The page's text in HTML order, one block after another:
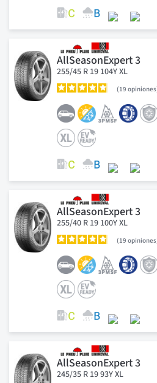
AllSeasonExpert 3
255/45 R 19 104Y XL
19 opiniones
AllSeasonExpert 3
255/40 R 19 100Y XL
19 opiniones
AllSeasonExpert 3
245/35 R 19 93Y XL